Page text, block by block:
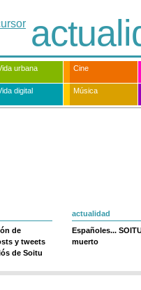
urbana Cine
digital Música
de
y tweets
de Soitu
actualidad
Españoles...
muerto